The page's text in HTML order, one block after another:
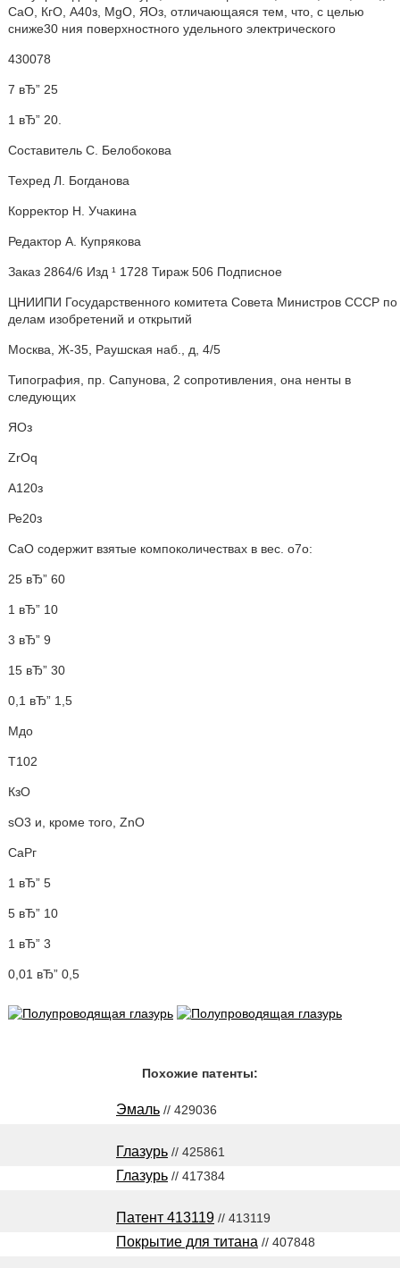
СаО, КгО, А40з, MgO, ЯОз, отличающаяся тем, что, с целью
сниже30 ния поверхностного удельного электрического
430078
7 вЂ” 25
1 вЂ” 20.
Составитель С. Белобокова
Техред Л. Богданова
Корректор Н. Учакина
Редактор A. Купрякова
Заказ 2864/6 Изд ¹ 1728 Тираж 506 Подписное
ЦНИИПИ Государственного комитета Совета Министров СССР по
делам изобретений и открытий
Москва, Ж-35, Раушская наб., д, 4/5
Типография, пр. Сапунова, 2 сопротивления, она ненты в
следующих
ЯОз
ZrOq
А120з
Ре20з
СаО содержит взятые компоколичествах в вес. о7о:
25 вЂ” 60
1 вЂ” 10
3 вЂ” 9
15 вЂ” 30
0,1 вЂ” 1,5
Мдо
Т102
КзО
sO3 и, кроме того, ZnO
СаРг
1 вЂ” 5
5 вЂ” 10
1 вЂ” 3
0,01 вЂ” 0,5
Похожие патенты:
Эмаль // 429036
Глазурь // 425861
Глазурь // 417384
Патент 413119 // 413119
Покрытие для титана // 407848